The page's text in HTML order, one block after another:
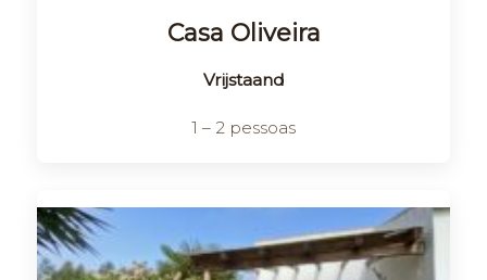
Casa Oliveira
Vrijstaand
1 – 2 pessoas